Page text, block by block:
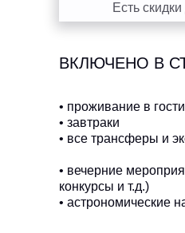
Есть
ВКЛЮЧЕНО В
• вечерние
конкурсы и т.д.)
• астрономические
• проживание в
• завтраки
• все трансферы и